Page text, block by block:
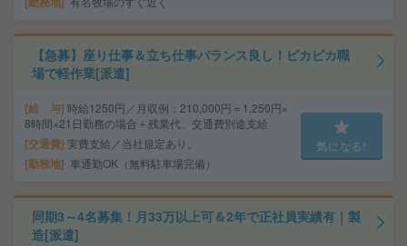
【急募】座り仕事＆立ち仕事バランス良し！ピカピカ職
場で軽作業[派遣]
給 与 時給1250円／月収例：210,000円＝1,250円×
8時間×21日勤務の場合＋残業代、交通費別途支給
交通費 実費支給／当社規定あり。
勤務地 車通勤OK（無料駐車場完備）
気になる!
同期3～4名募集！月33万以上可＆2年で正社員実績有｜製
造[派遣]